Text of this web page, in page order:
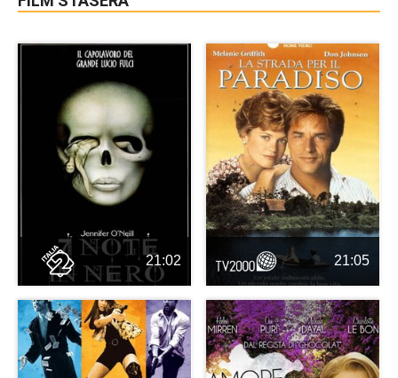
21:02 21:05